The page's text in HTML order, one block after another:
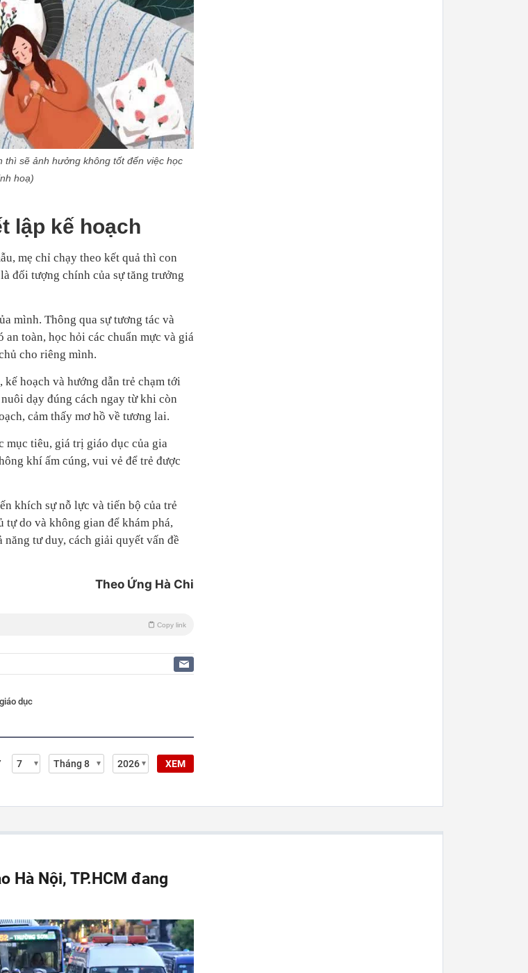
sẽ ảnh hưởng không tốt đến việc học
hoạ)
lập kế hoạch
mẹ chỉ chạy theo kết quả thì con
đối tượng chính của sự tăng trưởng
mình. Thông qua sự tương tác và
an toàn, học hỏi các chuẩn mực và giá
cho riêng mình.
hoạch và hướng dẫn trẻ chạm tới
dạy đúng cách ngay từ khi còn
cảm thấy mơ hồ về tương lai.
mục tiêu, giá trị giáo dục của gia
khí ấm cúng, vui vẻ để trẻ được
khích sự nỗ lực và tiến bộ của trẻ
do và không gian để khám phá,
tư duy, cách giải quyết vấn đề
Theo Ứng Hà Chi
Copy link
dục
XEM
Hà Nội, TP.HCM đang